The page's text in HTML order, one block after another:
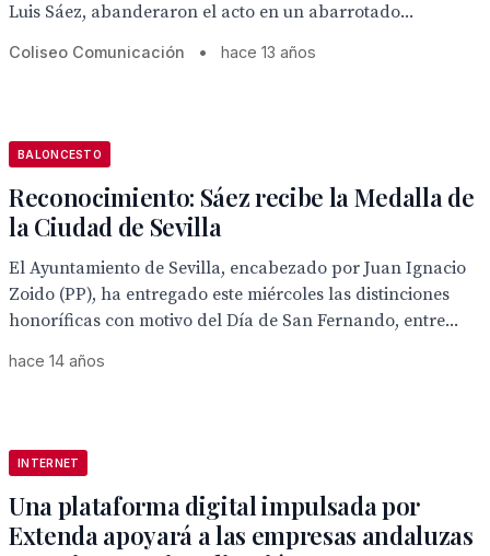
Luis Sáez, abanderaron el acto en un abarrotado...
Coliseo Comunicación • hace 13 años
BALONCESTO
Reconocimiento: Sáez recibe la Medalla de
la Ciudad de Sevilla
El Ayuntamiento de Sevilla, encabezado por Juan Ignacio
Zoido (PP), ha entregado este miércoles las distinciones
honoríficas con motivo del Día de San Fernando, entre...
hace 14 años
INTERNET
Una plataforma digital impulsada por
Extenda apoyará a las empresas andaluzas